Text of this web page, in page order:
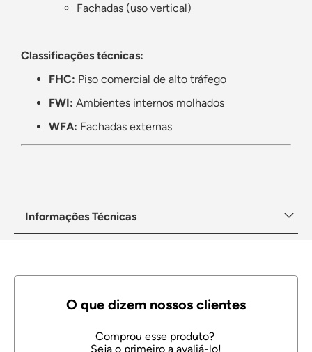
Fachadas (uso vertical)
Classificações técnicas:
FHC: Piso comercial de alto tráfego
FWI: Ambientes internos molhados
WFA: Fachadas externas
Informações Técnicas